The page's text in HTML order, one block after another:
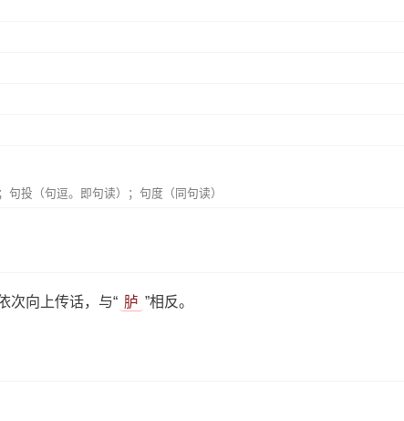
投（句逗。即句读）；句度（同句读）
次向上传话，与“ 胪 ”相反。